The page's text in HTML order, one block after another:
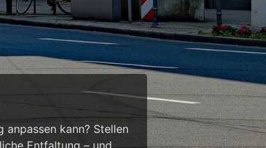
kann? Stellen